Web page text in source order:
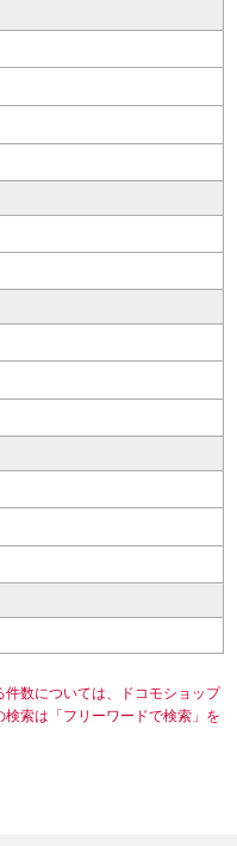
件数については、ドコモショップ
索は「フリーワードで検索」を